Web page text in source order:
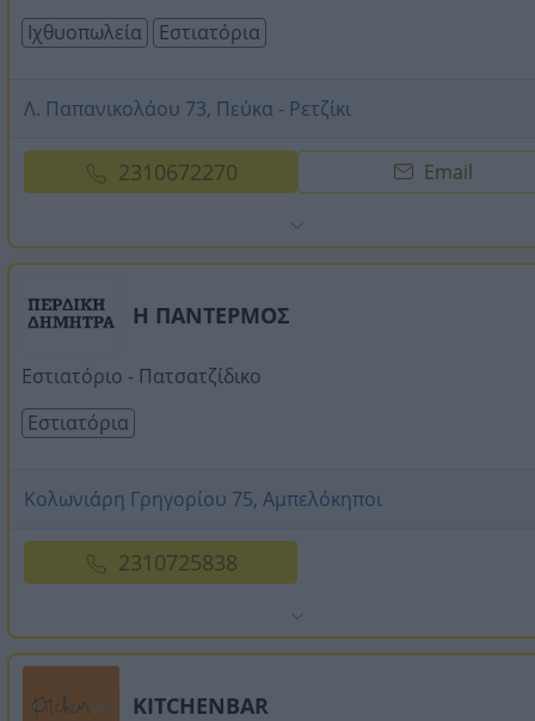
Ιχθυοπωλεία
Εστιατόρια
Λ. Παπανικολάου 73, Πεύκα - Ρετζίκι
2310672270 Email
Η ΠΑΝΤΕΡΜΟΣ
Εστιατόριο - Πατσατζίδικο
Εστιατόρια
Κολωνιάρη Γρηγορίου 75, Αμπελόκηποι
2310725838
KITCHENBAR